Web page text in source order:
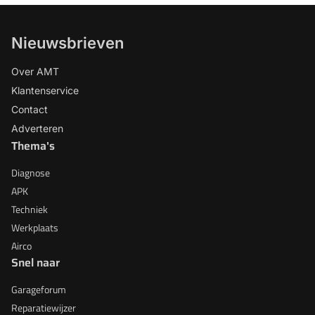
Nieuwsbrieven
Over AMT
Klantenservice
Contact
Adverteren
Thema's
Diagnose
APK
Techniek
Werkplaats
Airco
Snel naar
Garageforum
Reparatiewijzer